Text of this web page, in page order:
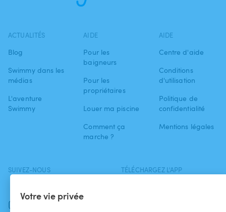
Votre vie privée
ACTUALITÉS
Blog
Swimmy dans les
médias
L'aventure
Swimmy
AIDE
Pour les
baigneurs
Pour les
propriétaires
Louer ma piscine
Comment ça
marche ?
AIDE
Centre d'aide
Conditions
d'utilisation
Politique de
confidentialité
Mentions légales
SUIVEZ-NOUS TÉLÉCHARGEZ L'APP